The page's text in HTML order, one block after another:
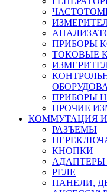
ПРИБОРЫ
ТОКОВЫЕ
ПРИБОРЫ
ПРОЧИЕ
КОММУТАЦИЯ
РАЗЪЕМЫ
КНОПКИ
АДАПТЕРЫ
РЕЛЕ
ПАНЕЛИ,